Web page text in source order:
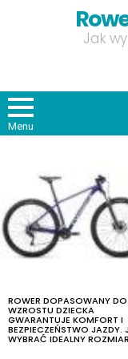
Jak
Menu
ROWER DOPASOWANY DO
WZROSTU DZIECKA
GWARANTUJE KOMFORT I
BEZPIECZEŃSTWO JAZDY.
WYBRAĆ IDEALNY